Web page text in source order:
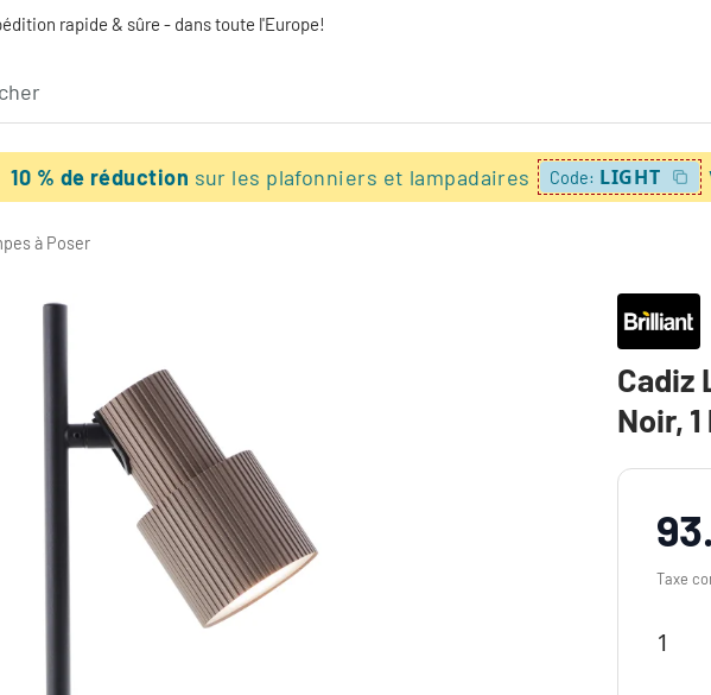
rapide & sûre - dans toute l'Europe!
10 % de réduction sur les plafonniers et lampadaires Code: LIGHT
à Poser
Cadiz
Noir,
Taxe